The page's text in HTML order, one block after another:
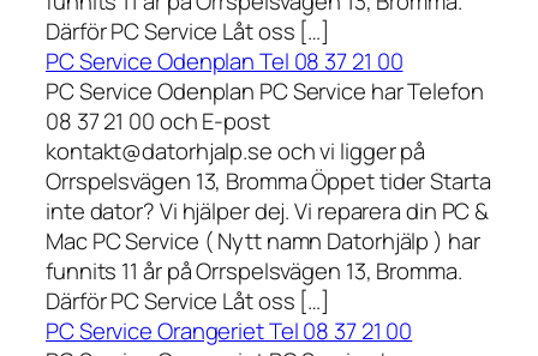
Därför PC Service Låt oss […]
PC Service Odenplan Tel 08 37 21 00
PC Service Odenplan PC Service har Telefon
08 37 21 00 och E-post
kontakt@datorhjalp.se och vi ligger på
Orrspelsvägen 13, Bromma Öppet tider Starta
inte dator? Vi hjälper dej. Vi reparera din PC &
Mac PC Service ( Nytt namn Datorhjälp ) har
funnits 11 år på Orrspelsvägen 13, Bromma.
Därför PC Service Låt oss […]
PC Service Orangeriet Tel 08 37 21 00